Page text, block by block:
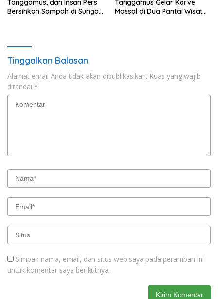
Tanggamus, dan Insan Pers
Bersihkan Sampah di Sungai
Tanggamus Gelar Korve
Massal di Dua Pantai Wisata
Tinggalkan Balasan
Alamat email Anda tidak akan dipublikasikan. Ruas yang wajib
ditandai *
Simpan nama, email, dan situs web saya pada peramban ini
untuk komentar saya berikutnya.